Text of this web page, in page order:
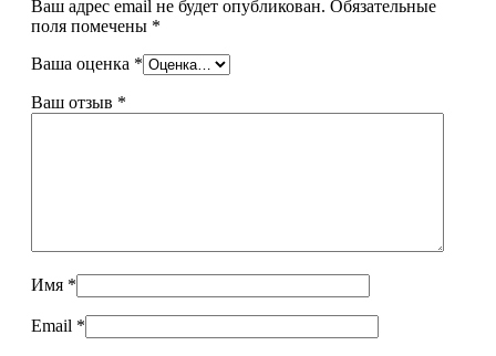
Ваш адрес email не будет опубликован. Обязательные
поля помечены *
Ваша оценка *
Ваш отзыв *
Имя *
Email *